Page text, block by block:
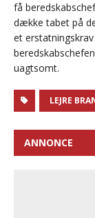
få
dække tabet på
et
uagtsomt.
LEJRE
ANNONCE